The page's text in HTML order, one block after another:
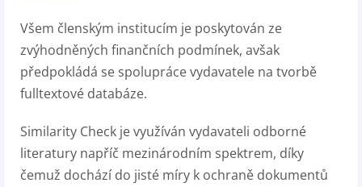
Všem členským institucím je poskytován ze
zvýhodněných finančních podmínek, avšak
předpokládá se spolupráce vydavatele na tvorbě
fulltextové databáze.
Similarity Check je využíván vydavateli odborné
literatury napříč mezinárodním spektrem, díky
čemuž dochází do jisté míry k ochraně dokumentů